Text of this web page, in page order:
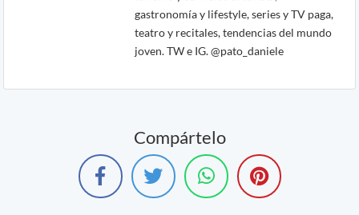
gastronomía y lifestyle, series y TV paga,
teatro y recitales, tendencias del mundo
joven. TW e IG. @pato_daniele
Compártelo